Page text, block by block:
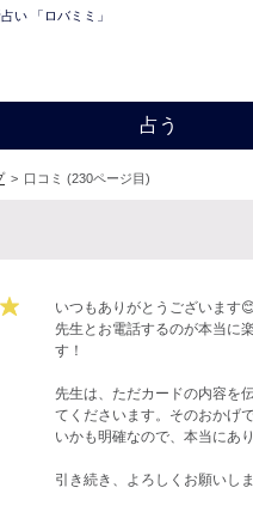
い 「ロバミミ」
占う
> 口コミ (230ページ目)
いつもありがとうございます
先生とお電話するのが本当に
す！
先生は、ただカードの内容を
てくださいます。そのおかげ
いかも明確なので、本当にあ
引き続き、よろしくお願いしま